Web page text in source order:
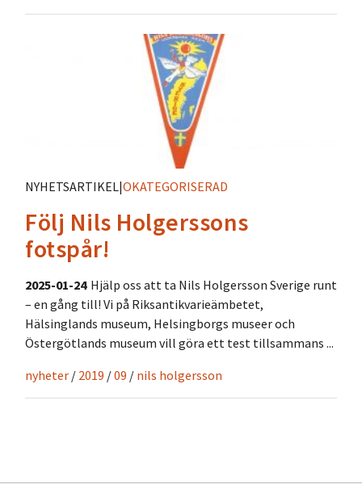
NYHETSARTIKEL|OKATEGORISERAD
Följ Nils Holgerssons
fotspår!
2025-01-24 Hjälp oss att ta Nils Holgersson Sverige runt
– en gång till! Vi på Riksantikvarieämbetet,
Hälsinglands museum, Helsingborgs museer och
Östergötlands museum vill göra ett test tillsammans ...
nyheter / 2019 /09 / nils holgersson